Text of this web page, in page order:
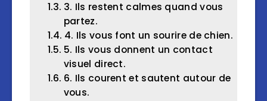
3. Ils restent calmes quand vous
partez.
4. Ils vous font un sourire de chien.
5. Ils vous donnent un contact
visuel direct.
6. Ils courent et sautent autour de
vous.